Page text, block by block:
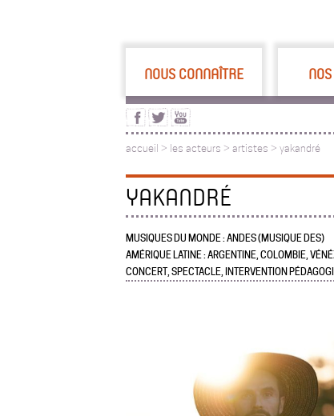
NOUS CONNAÎTRE
accueil > les acteurs > artistes > yakandré
YAKANDRÉ
MUSIQUES DU MONDE : ANDES (MUSIQUE DES)
AMÉRIQUE LATINE : ARGENTINE, COLOMBIE,
CONCERT, SPECTACLE, INTERVENTION